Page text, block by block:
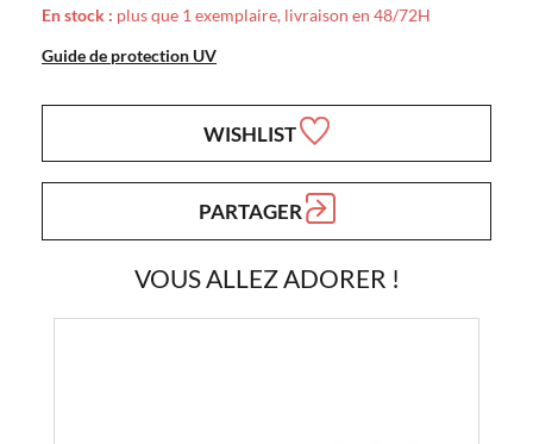
En stock : plus que 1 exemplaire, livraison en 48/72H
Guide de protection UV
WISHLIST
PARTAGER
VOUS ALLEZ ADORER !